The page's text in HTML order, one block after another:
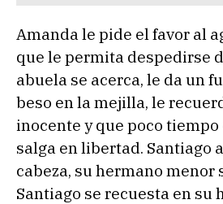
Amanda le pide el favor al
que le permita despedirse
abuela se acerca, le da un
beso en la mejilla, le
inocente y que poco
salga en libertad. Santiago
cabeza, su hermano menor
Santiago se recuesta en su